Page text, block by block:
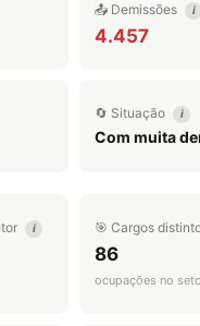
📤 Demissões i
4.457
🔄 Situação i
Com muita
i 🎯 Cargos
86
ocupações no